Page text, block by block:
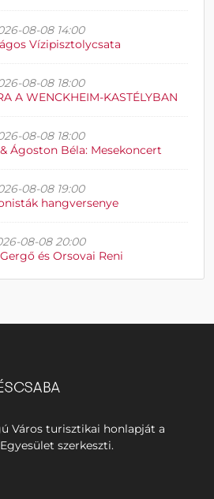
08-08 14:00
Vízipisztolycsata
08-08 18:00
A WENCKHEIM-KASTÉLYBAN
08-08 18:00
Ágoston Béla: Mesekoncert
08-08 19:00
hangversenye
08-08 20:00
és Orsovai Reni
Város turisztikai honlapját a
szerkeszti.